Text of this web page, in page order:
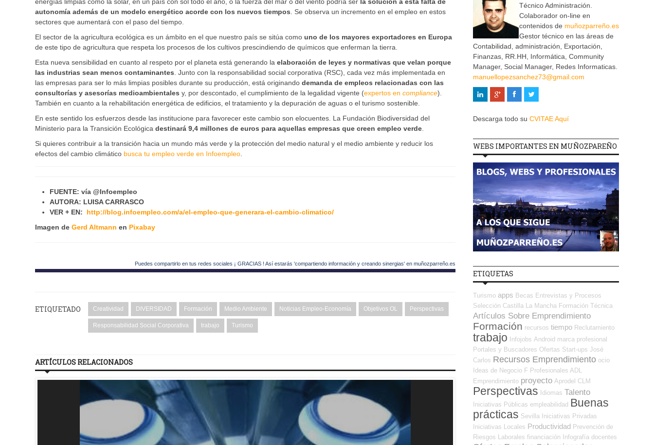
energías limpias como la solar, en un país con sol todo el año, o la fuerza del mar o del viento podría ser la solución a esta falta de
autonomía además de un modelo energético acorde con los nuevos tiempos. Se observa un incremento en el empleo en estos
sectores que aumentará con el paso del tiempo.
El sector de la agricultura ecológica es un ámbito en el que nuestro país se sitúa como uno de los mayores exportadores en Europa
de este tipo de agricultura que respeta los procesos de los cultivos prescindiendo de químicos que enferman la tierra.
Esta nueva sensibilidad en cuanto al respeto por el planeta está generando la elaboración de leyes y normativas que velan porque
las industrias sean menos contaminantes. Junto con la responsabilidad social corporativa (RSC), cada vez más implementada en
las empresas para ser lo más limpias posibles durante su producción, está originando demanda de empleos relacionadas con las
consultorías y asesorías medioambientales y, por descontado, el cumplimiento de la legalidad vigente (expertos en compliance).
También en cuanto a la rehabilitación energética de edificios, el tratamiento y la depuración de aguas o el turismo sostenible.
En este sentido los esfuerzos desde las institucione para favorecer este cambio son elocuentes. La Fundación Biodiversidad del
Ministerio para la Transición Ecológica destinará 9,4 millones de euros para aquellas empresas que creen empleo verde.
Si quieres contribuir a la transición hacia un mundo más verde y la protección del medio natural y el medio ambiente y reducir los
efectos del cambio climático busca tu empleo verde en Infoempleo.
FUENTE: vía @Infoempleo
AUTORA: LUISA CARRASCO
VER + EN: http://blog.infoempleo.com/a/el-empleo-que-generara-el-cambio-climatico/
Imagen de Gerd Altmann en Pixabay
Puedes compartirlo en tus redes sociales ¡ GRACIAS ! Así estarás 'compartiendo información y creando sinergias' en muñozparreño.es
ETIQUETADO Creatividad DIVERSIDAD Formación Medio Ambiente Noticias Empleo-Economía Objetivos OL Perspectivas
Responsabilidad Social Corporativa trabajo Turismo
ARTÍCULOS RELACIONADOS
Técnico Administración.
Colaborador on-line en
contenidos de muñozparreño.es
Gestor técnico en las áreas de
Contabilidad, administración, Exportación,
Finanzas, RR.HH, Informática, Community
Manager, Social Manager, Redes Informaticas.
manuellopezsanchez73@gmail.com
Descarga todo su CVITAE Aquí
WEBS IMPORTANTES EN MUÑOZPAREÑO
ETIQUETAS
Turismo apps Becas Entrevistas y Procesos
Selección Castilla La Mancha Formación Técnica
Artículos Sobre Emprendimiento
Formación recursos tiempo Reclutamiento
trabajo Infojobs Android marca profesional
Portales y Buscadores Ofertas Start-ups José
Carlos Recursos Emprendimiento ocio
Ideas de Negocio F Profesionales ADL
Emprendimiento proyecto Aprodel CLM
Perspectivas Idiomas Talento
Iniciativas Públicas empleabilidad Buenas
prácticas Sevilla
Iniciativas Privadas
Iniciativas Locales Productividad Prevención de
Riesgos Laborales financiación Infografía docentes